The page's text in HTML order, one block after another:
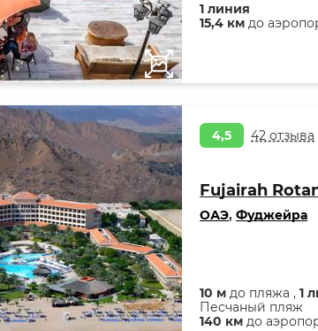
1 линия
15,4 км до
4,5 42 отзыва
Fujairah
ОАЭ, Фуджейра
10 м до пляжа , 1
Песчаный пляж
140 км до